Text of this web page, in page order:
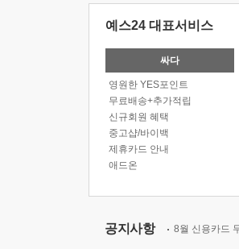
예스24 대표서비스
싸다
영원한 YES포인트
무료배송+추가적립
신규회원 혜택
중고샵/바이백
제휴카드 안내
애드온
공지사항 8월 신용카드